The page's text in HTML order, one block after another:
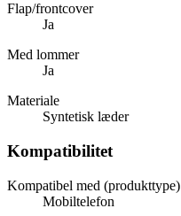
Flap/frontcover
Ja
Med lommer
Ja
Materiale
Syntetisk læder
Kompatibilitet
Kompatibel med (produkttype)
Mobiltelefon